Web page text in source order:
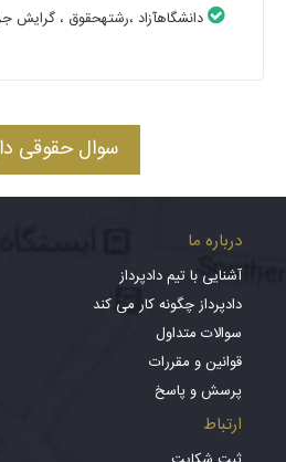
دانشگاهآزاد ،رشتهحقوق ، گرایش
سوال حقوقی
درباره ما
آشنایی با تیم دادپرداز
دادپرداز چگونه کار می کند
سوالات متداول
قوانین و مقررات
پرسش و پاسخ
ارتباط